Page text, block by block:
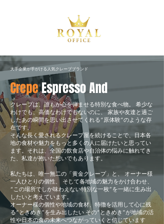
大手企業が手がける人気クレープブランド
CrepeEspresso And
クレープは、誰もが心を弾ませる特別な食べ物。 希少な
わけでも、高価なわけでもないのに、 家族や友達と過ご
したあの瞬間を思い出させてくれる“原体験”のような存
在です。
そんな長く愛されるクレープ屋を続けることで、日本各
地の食材や魅力をもっと多くの人に届けたいと思ってい
ます。それは、全国の飲食店や自治体の悩みに触れてき
た、私達が抱いた想いでもあります。
私たちは、唯一無二の「黄金クレープ」と、 オーナー様
一人ひとりの個性、 そして各地域の魅力をかけ合わせ、
“この場所でしか味わえない特別な一枚”を一緒に生み出
したいと考えています。
オーナー様の個性や地域の食材、特徴を活用して心に残
る“ときめき”を生み出したい その“ときめき”が地域の活
性や日本の食の未来へつながっていくと信じています